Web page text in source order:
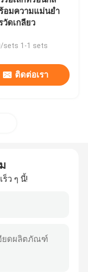
อมความแม่นยำ
วัดเกลียว
sets 1-1 sets
ติดต่อเรา
ว ๆ นี้!